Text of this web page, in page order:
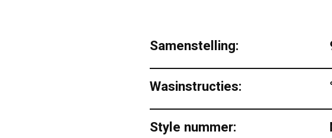
Samenstelling:
Wasinstructies:
Style nummer: